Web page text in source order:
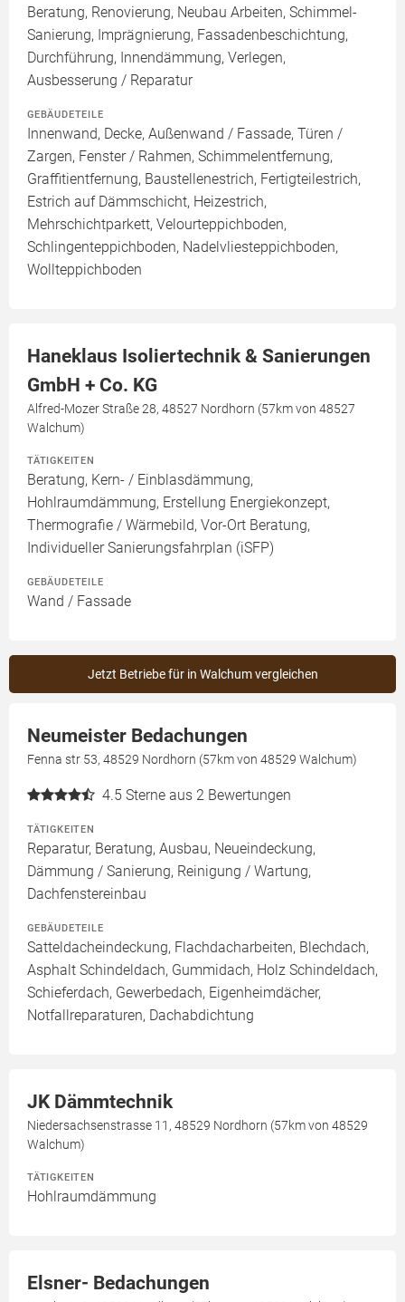
Beratung, Renovierung, Neubau Arbeiten, Schimmel-
Sanierung, Imprägnierung, Fassadenbeschichtung,
Durchführung, Innendämmung, Verlegen,
Ausbesserung / Reparatur
GEBÄUDETEILE
Innenwand, Decke, Außenwand / Fassade, Türen /
Zargen, Fenster / Rahmen, Schimmelentfernung,
Graffitientfernung, Baustellenestrich, Fertigteilestrich,
Estrich auf Dämmschicht, Heizestrich,
Mehrschichtparkett, Velourteppichboden,
Schlingenteppichboden, Nadelvliesteppichboden,
Wollteppichboden
Haneklaus Isoliertechnik & Sanierungen
GmbH + Co. KG
Alfred-Mozer Straße 28, 48527 Nordhorn (57km von 48527
Walchum)
TÄTIGKEITEN
Beratung, Kern- / Einblasdämmung,
Hohlraumdämmung, Erstellung Energiekonzept,
Thermografie / Wärmebild, Vor-Ort Beratung,
Individueller Sanierungsfahrplan (iSFP)
GEBÄUDETEILE
Wand / Fassade
Jetzt Betriebe für in Walchum vergleichen
Neumeister Bedachungen
Fenna str 53, 48529 Nordhorn (57km von 48529 Walchum)
4.5 Sterne aus 2 Bewertungen
TÄTIGKEITEN
Reparatur, Beratung, Ausbau, Neueindeckung,
Dämmung / Sanierung, Reinigung / Wartung,
Dachfenstereinbau
GEBÄUDETEILE
Satteldacheindeckung, Flachdacharbeiten, Blechdach,
Asphalt Schindeldach, Gummidach, Holz Schindeldach,
Schieferdach, Gewerbedach, Eigenheimdächer,
Notfallreparaturen, Dachabdichtung
JK Dämmtechnik
Niedersachsenstrasse 11, 48529 Nordhorn (57km von 48529
Walchum)
TÄTIGKEITEN
Hohlraumdämmung
Elsner- Bedachungen